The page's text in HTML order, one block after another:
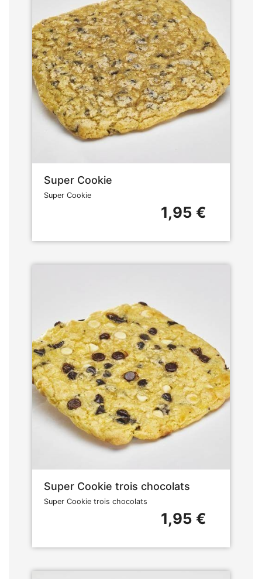
Super Cookie
Super Cookie
1,95 €
Super Cookie trois chocolats
Super Cookie trois chocolats
1,95 €